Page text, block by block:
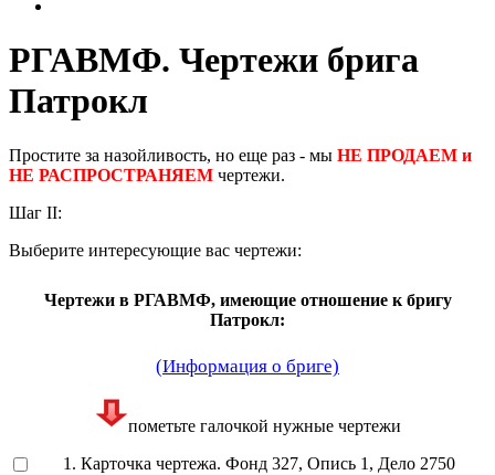
РГАВМФ. Чертежи брига
Патрокл
Простите за назойливость, но еще раз - мы НЕ ПРОДАЕМ и
НЕ РАСПРОСТРАНЯЕМ чертежи.
Шаг II:
Выберите интересующие вас чертежи:
Чертежи в РГАВМФ, имеющие отношение к бригу
Патрокл:
(Информация о бриге)
пометьте галочкой нужные чертежи
1. Карточка чертежа. Фонд 327, Опись 1, Дело 2750